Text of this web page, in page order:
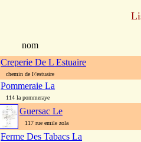
nom
Creperie De L Estuaire
chemin de l\'estuaire
Pommeraie La
114 la pommeraye
Guersac Le
117 rue emile zola
Ferme Des Tabacs La